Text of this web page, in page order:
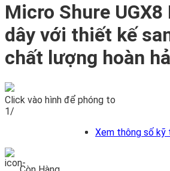
Micro Shure UGX8
dây với thiết kế
chất lượng hoàn
Click vào hình để phóng to
1/
Xem thông số kỹ